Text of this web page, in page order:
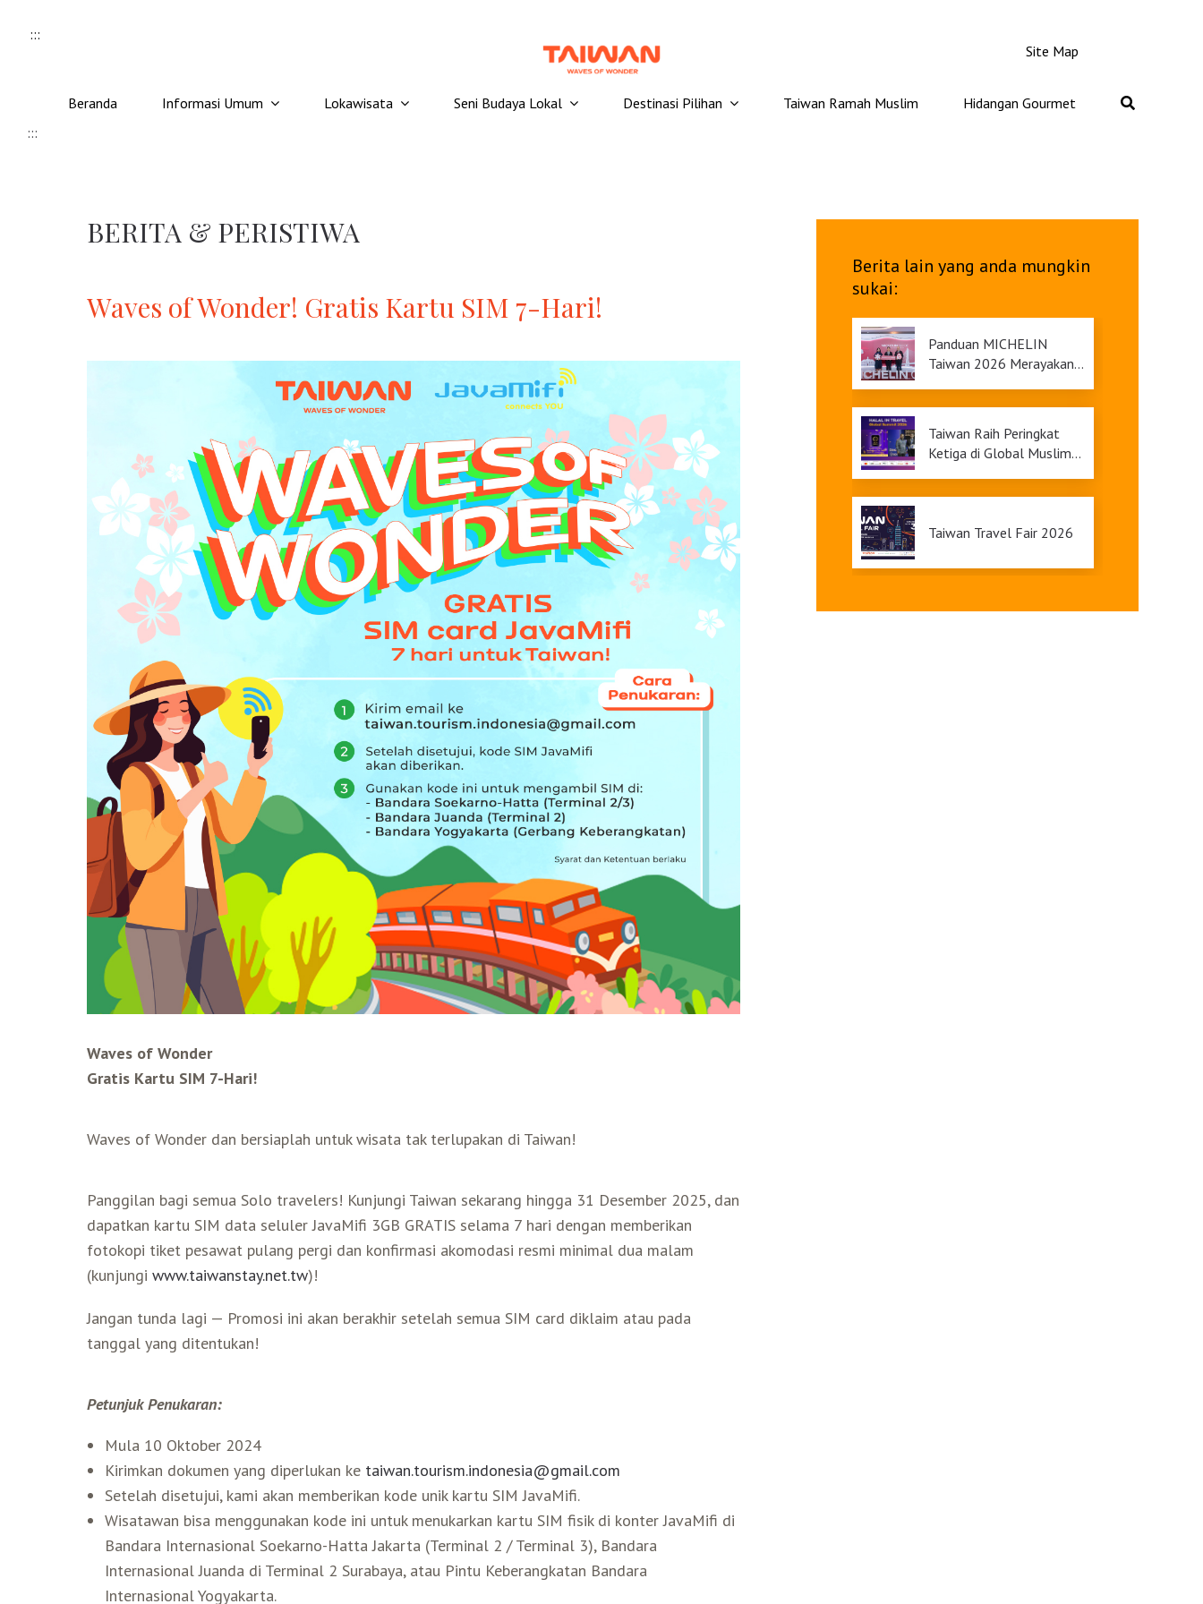
:::
Site Map
Beranda Informasi Umum Lokawisata Seni Budaya Lokal Destinasi Pilihan Taiwan Ramah Muslim
Hidangan Gourmet
:::
BERITA & PERISTIWA
Waves of Wonder! Gratis Kartu SIM 7-Hari!
Waves of Wonder
Gratis Kartu SIM 7-Hari!
Waves of Wonder dan bersiaplah untuk wisata tak terlupakan di Taiwan!
Panggilan bagi semua Solo travelers! Kunjungi Taiwan sekarang hingga 31 Desember 2025, dan
dapatkan kartu SIM data seluler JavaMifi 3GB GRATIS selama 7 hari dengan memberikan
fotokopi tiket pesawat pulang pergi dan konfirmasi akomodasi resmi minimal dua malam
(kunjungi www.taiwanstay.net.tw)!
Jangan tunda lagi — Promosi ini akan berakhir setelah semua SIM card diklaim atau pada
tanggal yang ditentukan!
Petunjuk Penukaran:
Mula 10 Oktober 2024
Kirimkan dokumen yang diperlukan ke taiwan.tourism.indonesia@gmail.com
Setelah disetujui, kami akan memberikan kode unik kartu SIM JavaMifi.
Wisatawan bisa menggunakan kode ini untuk menukarkan kartu SIM fisik di konter JavaMifi di
Bandara Internasional Soekarno-Hatta Jakarta (Terminal 2 / Terminal 3), Bandara
Internasional Juanda di Terminal 2 Surabaya, atau Pintu Keberangkatan Bandara
Internasional Yogyakarta.
Berita lain yang anda mungkin
sukai:
Panduan MICHELIN
Taiwan 2026 Merayakan
Taiwan Raih Peringkat
Ketiga di Global Muslim
Taiwan Travel Fair 2026
Upgrade Taiwan PASS Kini